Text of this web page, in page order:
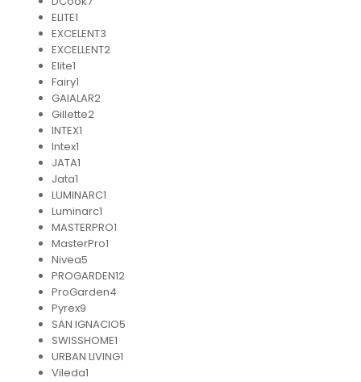
ELITE1
EXCELENT3
EXCELLENT2
Elite1
Fairy1
GAIALAR2
Gillette2
INTEX1
Intex1
JATA1
Jata1
LUMINARC1
Luminarc1
MASTERPRO1
MasterPro1
Nivea5
PROGARDEN12
ProGarden4
Pyrex9
SAN IGNACIO5
SWISSHOME1
URBAN LIVING1
Vileda1